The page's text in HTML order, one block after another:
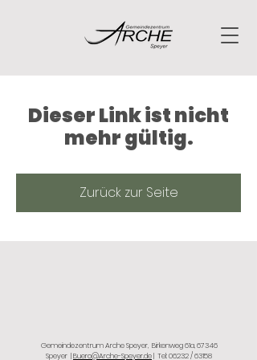
Dieser Link ist nicht
mehr gültig.
Zurück zur Seite
Gemeindezentrum Arche Speyer, Birkenweg 61a, 67346
Speyer |Buero@Arche-Speyer.de| Tel: 06232 / 63158